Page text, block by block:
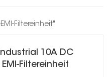
Filtereinheit"
10A DC
EMI-Filtereinheit